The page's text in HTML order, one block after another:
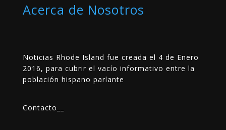
Acerca de Nosotros
Noticias Rhode Island fue creada el 4 de Enero
2016, para cubrir el vacío informativo entre la
población hispano parlante
Contacto